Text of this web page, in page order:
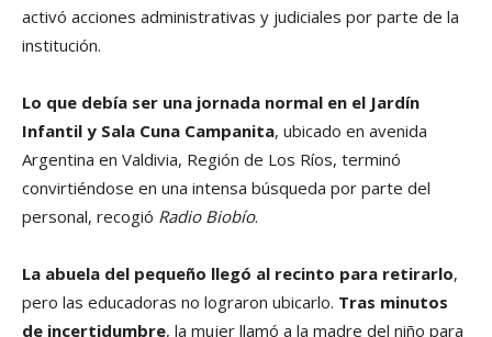
activó acciones administrativas y judiciales por parte de la
institución.
Lo que debía ser una jornada normal en el Jardín
Infantil y Sala Cuna Campanita, ubicado en avenida
Argentina en Valdivia, Región de Los Ríos, terminó
convirtiéndose en una intensa búsqueda por parte del
personal, recogió Radio Biobío.
La abuela del pequeño llegó al recinto para retirarlo,
pero las educadoras no lograron ubicarlo. Tras minutos
de incertidumbre, la mujer llamó a la madre del niño para